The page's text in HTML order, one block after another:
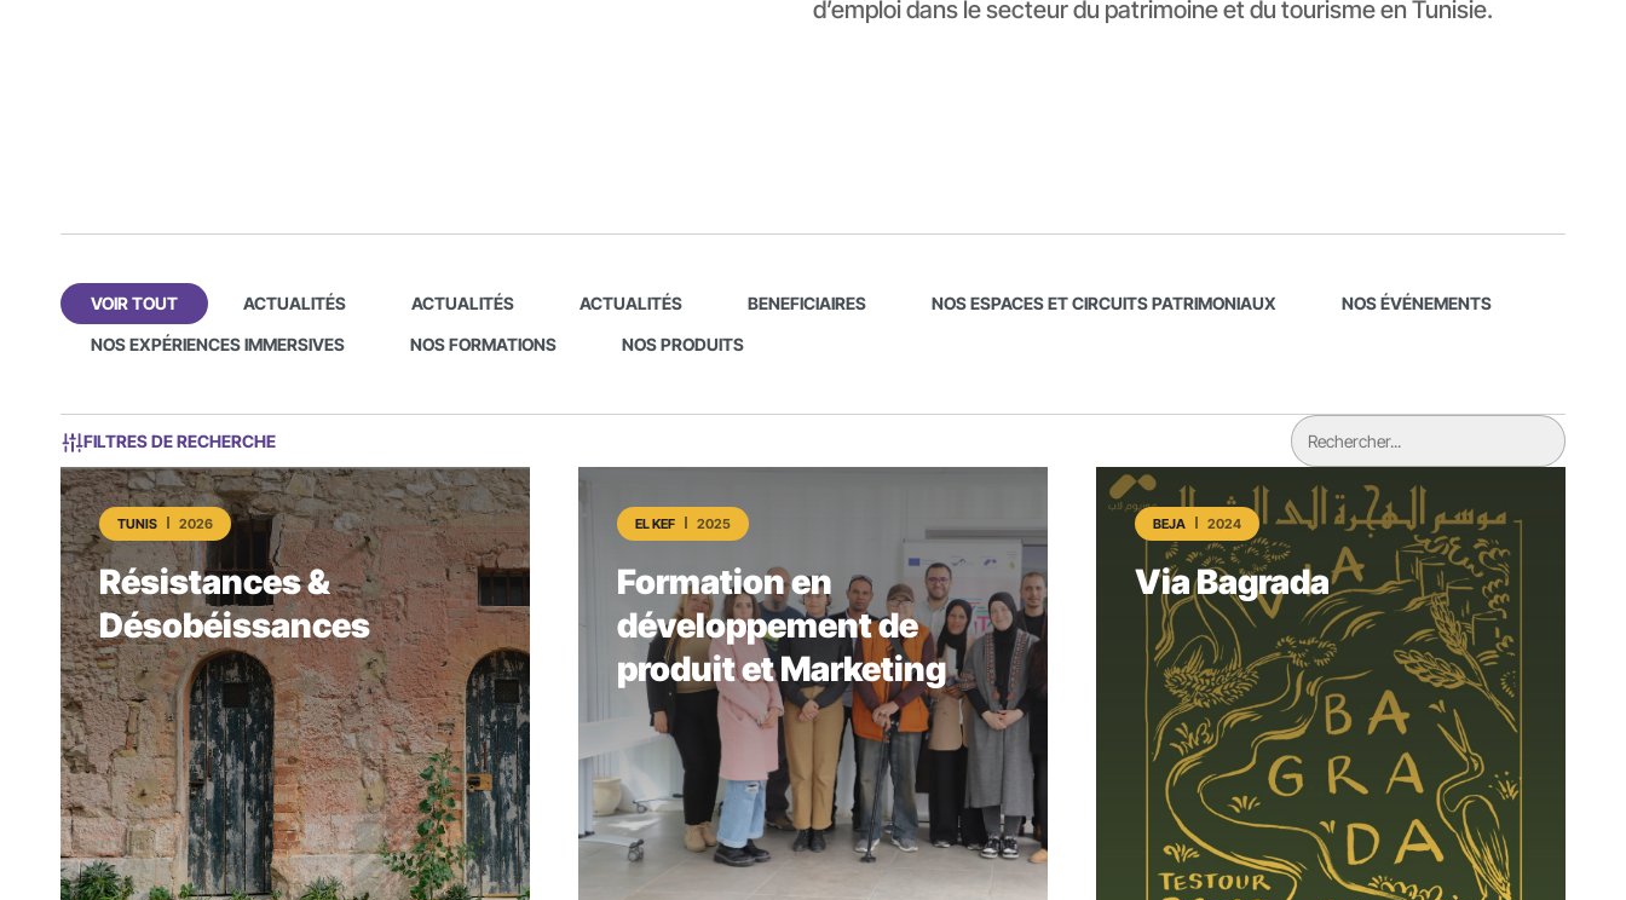
d’emploi dans le secteur du patrimoine et du tourisme en Tunisie.
VOIR TOUT ACTUALITÉS ACTUALITÉS ACTUALITÉS BENEFICIAIRES NOS ESPACES ET CIRCUITS PATRIMONIAUX
NOS ÉVÉNEMENTS
NOS EXPÉRIENCES IMMERSIVES
NOS FORMATIONS NOS PRODUITS
FILTRES DE RECHERCHE
TUNIS 2026
Résistances &
Désobéissances
EL KEF 2025
Formation en
développement de
produit et Marketing
BEJA 2024
Via Bagrada